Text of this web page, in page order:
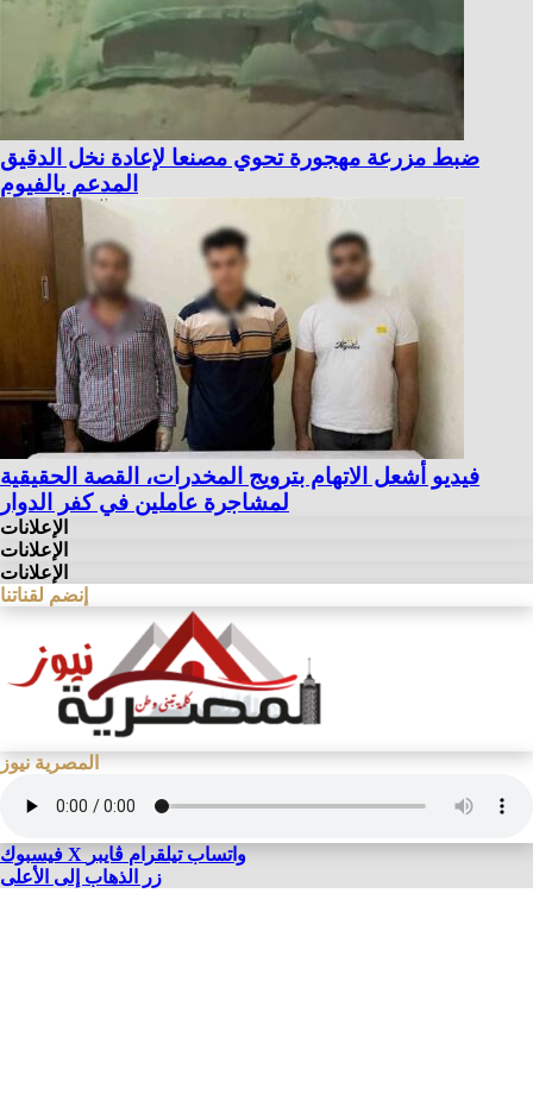
ضبط مزرعة مهجورة تحوي مصنعا لإعادة نخل الدقيق
المدعم بالفيوم
فيديو أشعل الاتهام بترويج المخدرات، القصة الحقيقية
لمشاجرة عاملين في كفر الدوار
الإعلانات
الإعلانات
الإعلانات
إنضم لقناتنا
المصرية نيوز
فيسبوك X واتساب تيلقرام ڤايبر
زر الذهاب إلى الأعلى